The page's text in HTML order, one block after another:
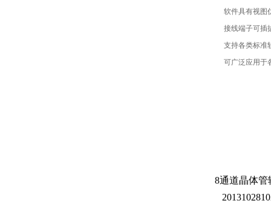
软件具有视图
接线端子可插
支持各类标准
可广泛应用于
8通道晶体管